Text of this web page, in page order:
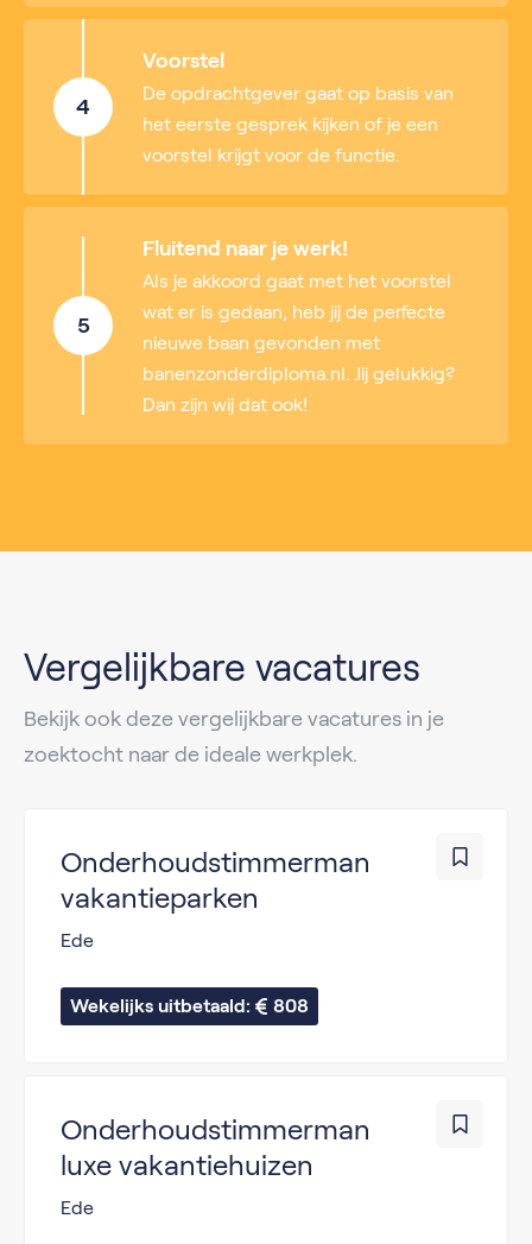
4
Voorstel
De opdrachtgever gaat op basis van
het eerste gesprek kijken of je een
voorstel krijgt voor de functie.
5
Fluitend naar je werk!
Als je akkoord gaat met het voorstel
wat er is gedaan, heb jij de perfecte
nieuwe baan gevonden met
banenzonderdiploma.nl. Jij gelukkig?
Dan zijn wij dat ook!
Vergelijkbare vacatures
Bekijk ook deze vergelijkbare vacatures in je
zoektocht naar de ideale werkplek.
Onderhoudstimmerman
vakantieparken
Ede
Wekelijks uitbetaald: 808
Onderhoudstimmerman
luxe vakantiehuizen
Ede